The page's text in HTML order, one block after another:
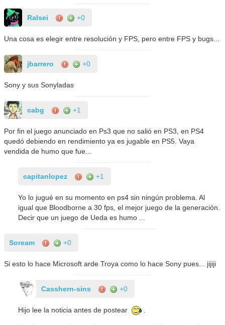
Ralsei +0
Una cosa es elegir entre resolución y FPS, pero entre FPS y bugs...
jbarrero +0
Sony y sus Sonyladas
cabg +1
Por fin el juego anunciado en Ps3 que no salió en PS3, en PS4
quedó debiendo en rendimiento ya es jugable en PS5. Vaya
vendida de humo que fue...
capitanlopez +1
Yo lo jugué en su momento en ps4 sin ningún problema. Al
igual que Bloodborne a 30 fps, el mejor juego de la generación.
Decir que un juego de Ueda es humo ...
Soream +0
Si esto lo hace Microsoft arde Troya como lo hace Sony pues... jijiji
Casshern-sins +0
Hijo lee la noticia antes de postear